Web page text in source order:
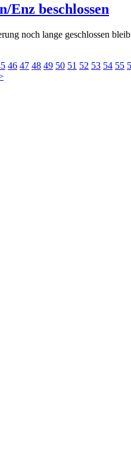
beschlossen
noch lange geschlossen
46 47 48 49 50 51 52 53 54 55